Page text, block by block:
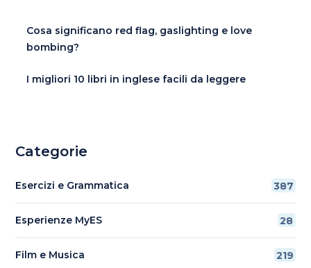
Cosa significano red flag, gaslighting e love
bombing?
I migliori 10 libri in inglese facili da leggere
Categorie
Esercizi e Grammatica 387
Esperienze MyES 28
Film e Musica 219